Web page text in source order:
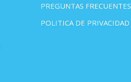
PREGUNTAS FRECUENTES
POLITICA DE PRIVACIDAD